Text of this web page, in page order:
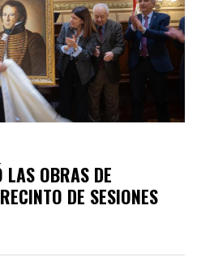
LAS OBRAS DE
DE SESIONES